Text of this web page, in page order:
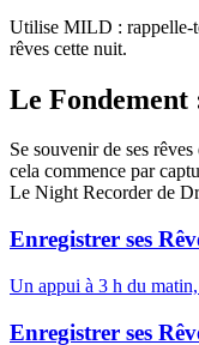
Utilise MILD : rappelle-
rêves cette nuit.
Le Fondement
Se souvenir de ses
cela commence par
Le Night Recorder de
Enregistrer ses
Un appui à 3 h du
Enregistrer ses